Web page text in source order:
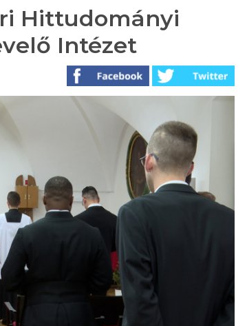
Hittudományi
Intézet